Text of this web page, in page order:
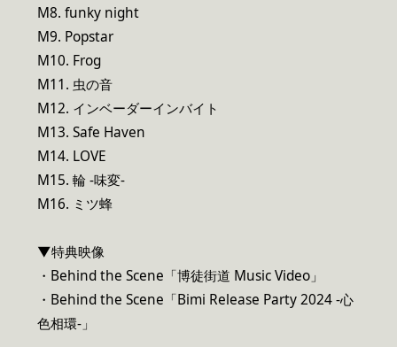
M8. funky night
M9. Popstar
M10. Frog
M11. 虫の音
M12. インベーダーインバイト
M13. Safe Haven
M14. LOVE
M15. 輪 -味変-
M16. ミツ蜂
▼特典映像
・Behind the Scene「博徒街道 Music Video」
・Behind the Scene「Bimi Release Party 2024 -心
色相環-」